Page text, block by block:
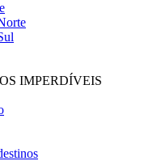
IMPERDÍVEIS